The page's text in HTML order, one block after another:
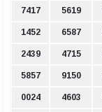
7417 5619
1452 6587
2439 4715
5857 9150
0024 4603